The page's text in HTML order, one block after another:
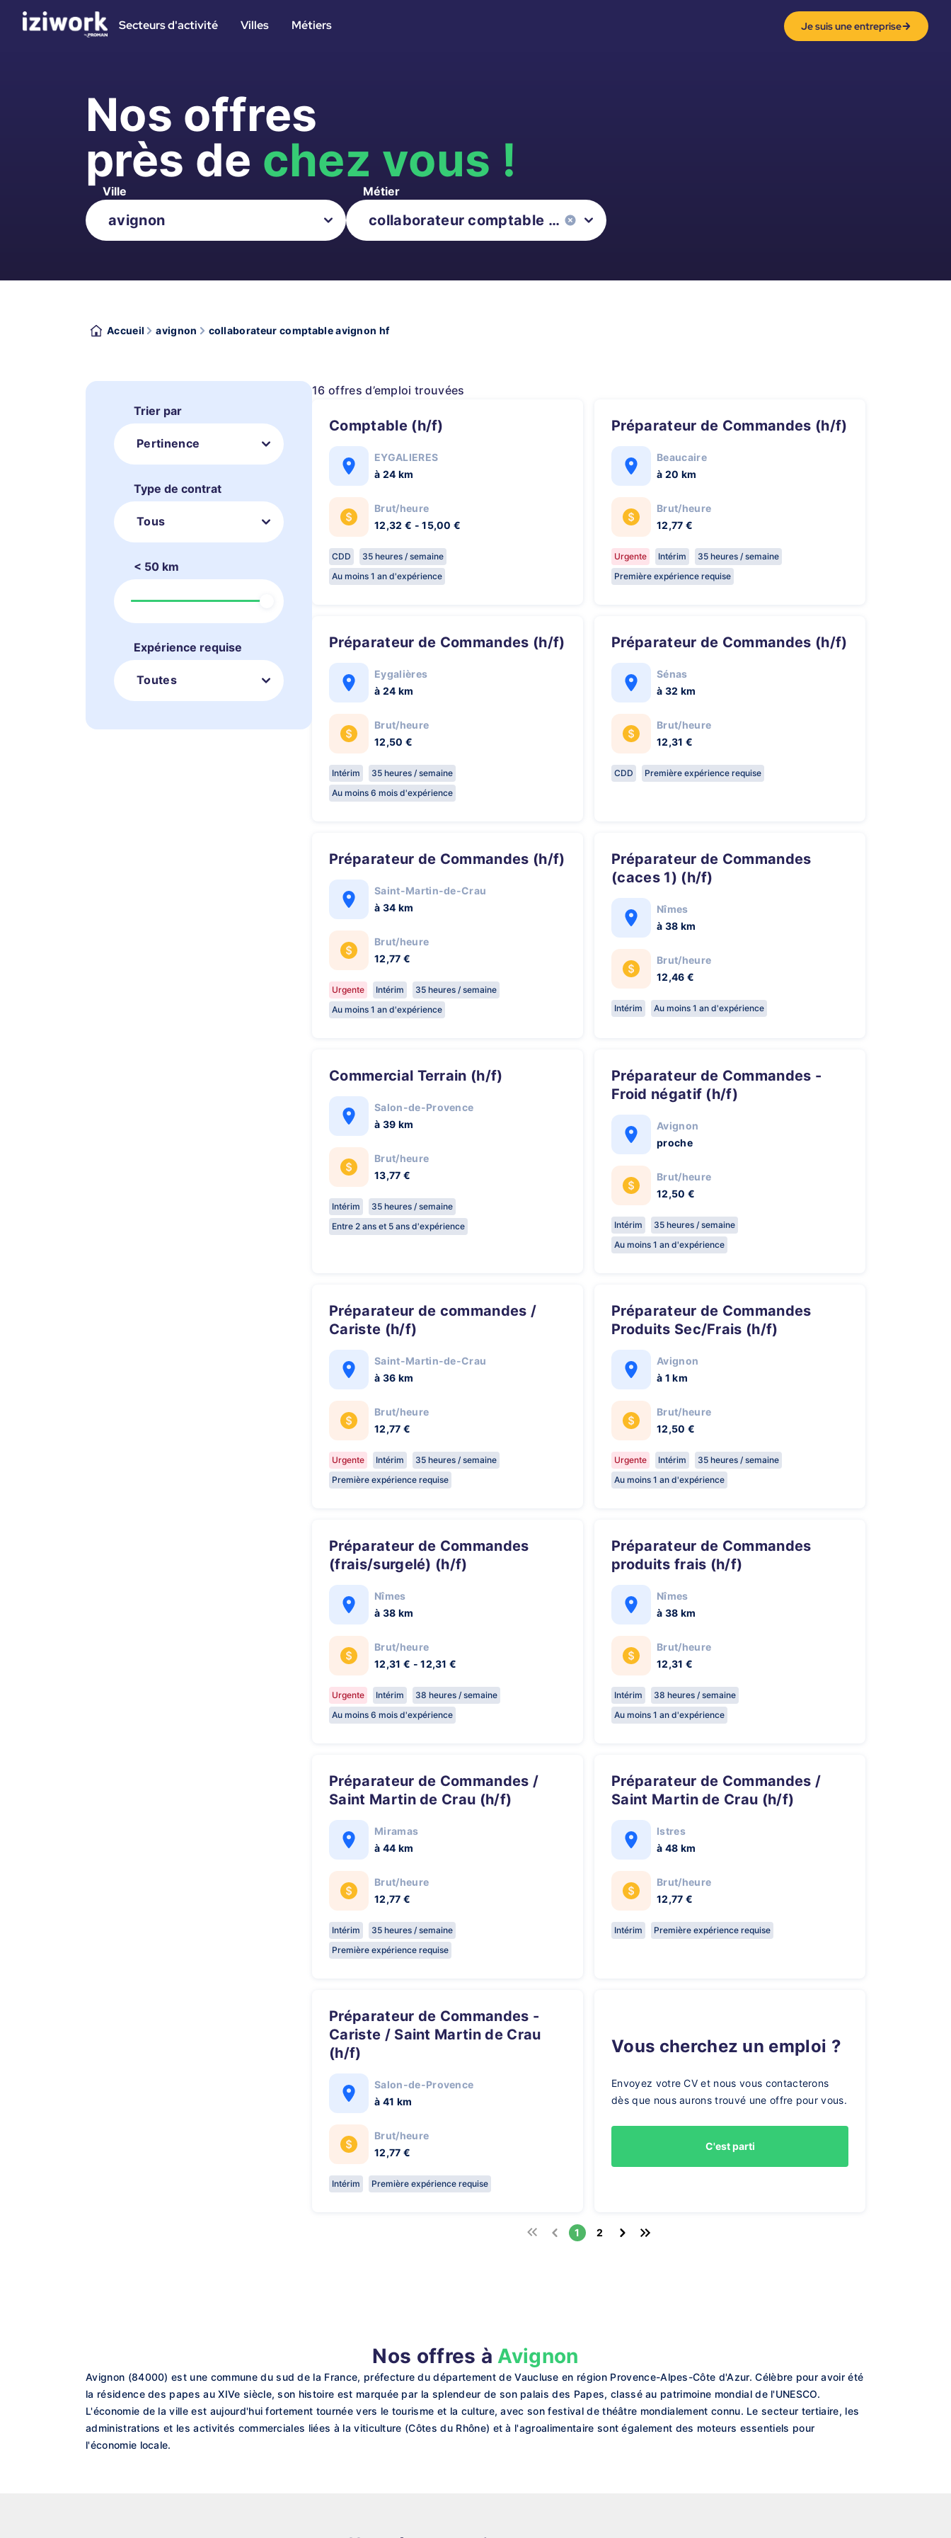
Secteurs d'activité Villes Métiers Je suis une entreprise
Nos offres
près de chez vous !
Ville Métier
Accueil avignon collaborateur comptable avignon hf
Trier par
Pertinence
Type de contrat
Tous
< 50 km
Expérience requise
Toutes
16 offres d’emploi trouvées
Comptable (h/f)
EYGALIERES
à 24 km
Brut/heure
12,32 € - 15,00 €
CDD
35 heures / semaine
Au moins 1 an d'expérience
Préparateur de Commandes (h/f)
Beaucaire
à 20 km
Brut/heure
12,77 €
Urgente Intérim
35 heures / semaine
Première expérience requise
Préparateur de Commandes (h/f)
Eygalières
à 24 km
Brut/heure
12,50 €
Intérim
35 heures / semaine
Au moins 6 mois d'expérience
Préparateur de Commandes (h/f)
Sénas
à 32 km
Brut/heure
12,31 €
CDD Première expérience requise
Préparateur de Commandes (h/f)
Saint-Martin-de-Crau
à 34 km
Brut/heure
12,77 €
Urgente Intérim
35 heures / semaine
Au moins 1 an d'expérience
Préparateur de Commandes
(caces 1) (h/f)
Nîmes
à 38 km
Brut/heure
12,46 €
Intérim Au moins 1 an d'expérience
Commercial Terrain (h/f)
Salon-de-Provence
à 39 km
Brut/heure
13,77 €
Intérim
35 heures / semaine
Entre 2 ans et 5 ans d'expérience
Préparateur de Commandes -
Froid négatif (h/f)
Avignon
proche
Brut/heure
12,50 €
Intérim
35 heures / semaine
Au moins 1 an d'expérience
Préparateur de commandes /
Cariste (h/f)
Saint-Martin-de-Crau
à 36 km
Brut/heure
12,77 €
Urgente Intérim
35 heures / semaine
Première expérience requise
Préparateur de Commandes
Produits Sec/Frais (h/f)
Avignon
à 1 km
Brut/heure
12,50 €
Urgente Intérim
35 heures / semaine
Au moins 1 an d'expérience
Préparateur de Commandes
(frais/surgelé) (h/f)
Nîmes
à 38 km
Brut/heure
12,31 € - 12,31 €
Urgente Intérim
38 heures / semaine
Au moins 6 mois d'expérience
Préparateur de Commandes
produits frais (h/f)
Nîmes
à 38 km
Brut/heure
12,31 €
Intérim
38 heures / semaine
Au moins 1 an d'expérience
Préparateur de Commandes /
Saint Martin de Crau (h/f)
Miramas
à 44 km
Brut/heure
12,77 €
Intérim
35 heures / semaine
Première expérience requise
Préparateur de Commandes /
Saint Martin de Crau (h/f)
Istres
à 48 km
Brut/heure
12,77 €
Intérim Première expérience requise
Préparateur de Commandes -
Cariste / Saint Martin de Crau
(h/f)
Salon-de-Provence
à 41 km
Brut/heure
12,77 €
Intérim Première expérience requise
Vous cherchez un emploi ?
Envoyez votre CV et nous vous contacterons
dès que nous aurons trouvé une offre pour vous.
C'est parti
1 2
Nos offres àAvignon
Avignon (84000) est une commune du sud de la France, préfecture du département de Vaucluse en région Provence-Alpes-Côte d'Azur. Célèbre pour avoir été
la résidence des papes au XIVe siècle, son histoire est marquée par la splendeur de son palais des Papes, classé au patrimoine mondial de l'UNESCO.
L'économie de la ville est aujourd'hui fortement tournée vers le tourisme et la culture, avec son festival de théâtre mondialement connu. Le secteur tertiaire, les
administrations et les activités commerciales liées à la viticulture (Côtes du Rhône) et à l'agroalimentaire sont également des moteurs essentiels pour
l'économie locale.